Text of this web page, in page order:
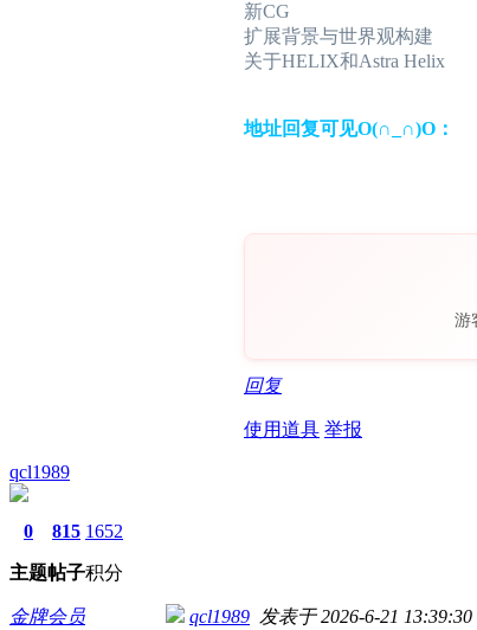
新CG
扩展背景与世界观构建
关于HELIX和Astra Helix
地址回复可见O(∩_∩)O：
游
回复
使用道具 举报
qcl1989
0
主题
815
帖子
1652
积分
金牌会员 qcl1989 发表于 2026-6-21 13:39:30